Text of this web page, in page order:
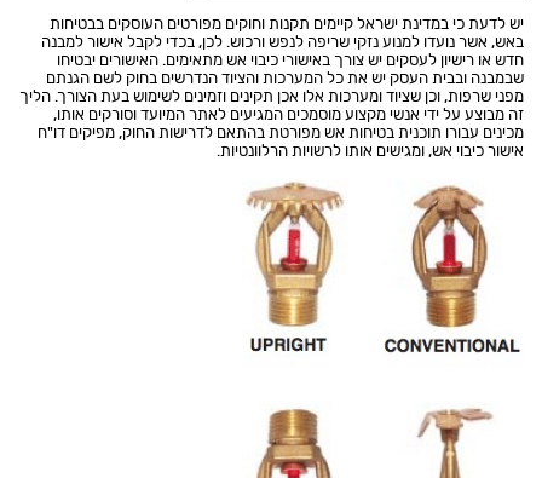
יש לדעת כי במדינת ישראל קיימים תקנות וחוקים מפורטים העוסקים בבטיחות
באש, אשר נועדו למנוע נזקי שריפה לנפש ורכוש. לכן, בכדי לקבל אישור למבנה
חדש או רישיון לעסקים יש צורך באישורי כיבוי אש מתאימים. האישורים יבטיחו
שבמבנה ובבית העסק יש את כל המערכות והציוד הנדרשים בחוק לשם הגנתם
מפני שרפות, וכן שציוד ומערכות אלו אכן תקינים וזמינים לשימוש בעת הצורך. הליך
זה מבוצע על ידי אנשי מקצוע מוסמכים המגיעים לאתר המיועד וסורקים אותו,
מכינים עבורו תוכנית בטיחות אש מפורטת בהתאם לדרישות החוק, מפיקים דו"ח
אישור כיבוי אש, ומגישים אותו לרשויות הרלוונטיות.